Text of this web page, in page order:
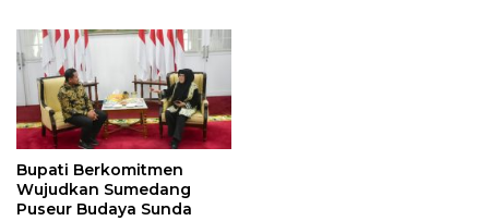
Bupati Berkomitmen
Wujudkan Sumedang
Puseur Budaya Sunda